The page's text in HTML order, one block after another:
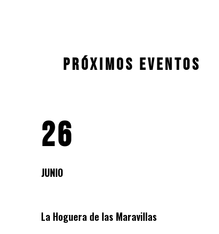
PRÓXIMOS EVENTOS
26
JUNIO
La Hoguera de las Maravillas